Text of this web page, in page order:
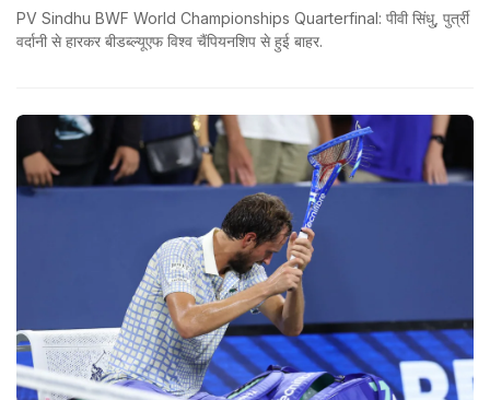
PV Sindhu BWF World Championships Quarterfinal: पीवी सिंधु, पुर्त्री
वर्दानी से हारकर बीडब्ल्यूएफ विश्व चैंपियनशिप से हुई बाहर.